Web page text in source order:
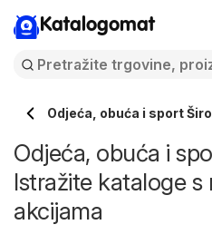
Katalogomat
Odjeća, obuća i sport
Odjeća, obuća i
Istražite kataloge s
akcijama